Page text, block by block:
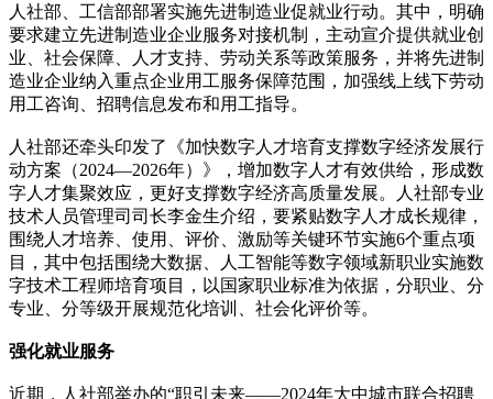
人社部、工信部部署实施先进制造业促就业行动。其中，明确
要求建立先进制造业企业服务对接机制，主动宣介提供就业创
业、社会保障、人才支持、劳动关系等政策服务，并将先进制
造业企业纳入重点企业用工服务保障范围，加强线上线下劳动
用工咨询、招聘信息发布和用工指导。
人社部还牵头印发了《加快数字人才培育支撑数字经济发展行
动方案（2024—2026年）》，增加数字人才有效供给，形成数
字人才集聚效应，更好支撑数字经济高质量发展。人社部专业
技术人员管理司司长李金生介绍，要紧贴数字人才成长规律，
围绕人才培养、使用、评价、激励等关键环节实施6个重点项
目，其中包括围绕大数据、人工智能等数字领域新职业实施数
字技术工程师培育项目，以国家职业标准为依据，分职业、分
专业、分等级开展规范化培训、社会化评价等。
强化就业服务
近期，人社部举办的“职引未来——2024年大中城市联合招聘